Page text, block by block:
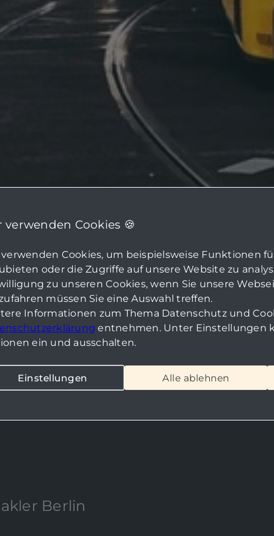
Berlin
verwenden Cookies 🍪
Cookies, um beispielsweise Funktionen
oder die Zugriffe auf unsere Website zu
zu unseren Cookies, wenn Sie unsere
müssen Sie eine Auswahl treffen.
Informationen zum Thema Datenschutz und
entnehmen. Unter Einstellungen
ein und ausschalten.
Einstellungen Alle ablehnen